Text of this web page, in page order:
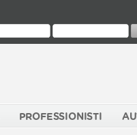
PROFESSIONISTI